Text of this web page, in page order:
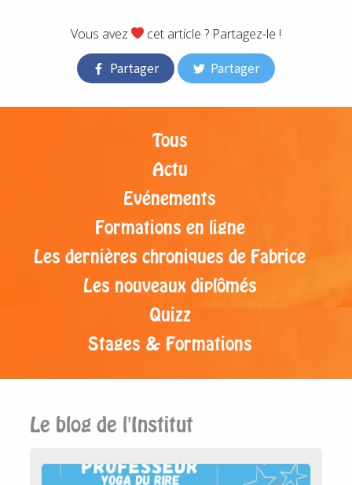
Vous avez
cet article ? Partagez-le !
Partager Partager
Tous
Actu
Evénements
Formations en ligne
Les dernières chroniques de Fabrice
Les nouveaux diplômés
Quizz
Stages & Formations
Le blog de l'Institut